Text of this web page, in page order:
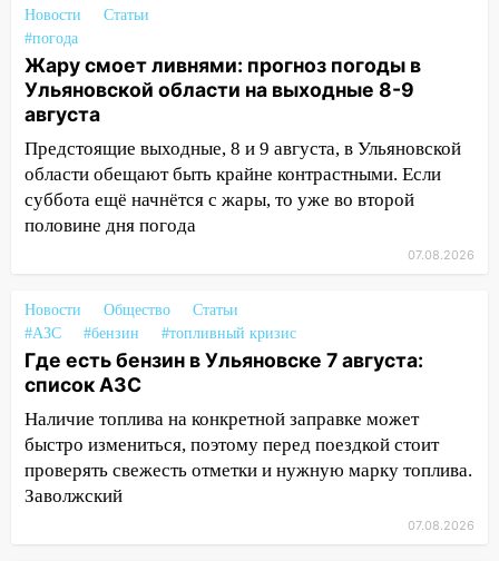
за абонементы закрывшегося фитнес-
клуба «Рекорд-Fitness»
15:34
После вмешательства
прокуратуры в селах Ульяновской
области привели в порядок детские
площадки
15:27
Прокуратура проверяет
капремонт школы в селе Кивать
В Кузоватово после прокурорской
пешеходных переходах
14:40
На проспекте Гая в Ульяновске
запретили остановку автомобилей на
50-метровом участке
14:22 В Новом городе 8 августа пройдет
большой фестиваль «Наше время» с
мотофристайлом и концертом
«Мураками»
Новости
Статьи
#погода
Жару смоет ливнями: прогноз погоды в
Ульяновской области на выходные 8-9
августа
Предстоящие выходные, 8 и 9 августа, в Ульяновской
области обещают быть крайне контрастными. Если
суббота ещё начнётся с жары, то уже во второй
половине дня погода
07.08.2026
Новости Общество
Статьи
#АЗС
#бензин #топливный кризис
Где есть бензин в Ульяновске 7 августа:
список АЗС
Наличие топлива на конкретной заправке может
быстро измениться, поэтому перед поездкой стоит
проверять свежесть отметки и нужную марку топлива.
Заволжский
07.08.2026